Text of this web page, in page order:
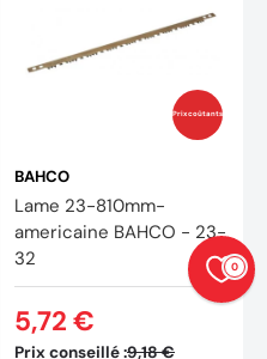
Prix coûtants
BAHCO
Lame 23-810mm-
americaine BAHCO - 23-
32
Prix conseillé :9,18 €
5,72 €
0